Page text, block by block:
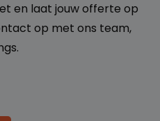
en laat jouw offerte op
op met ons team,